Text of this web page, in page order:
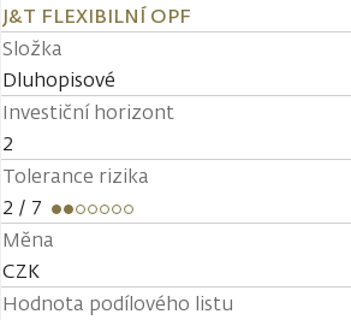
J&T FLEXIBILNÍ OPF
Složka
Dluhopisové
Investiční horizont
2
Tolerance rizika
2 / 7
Měna
CZK
Hodnota podílového listu